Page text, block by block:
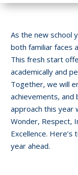
As the new school
both familiar faces
This fresh start
academically and
Together, we will
achievements, and
approach this year
Wonder, Respect,
Excellence. Here’s
year ahead.